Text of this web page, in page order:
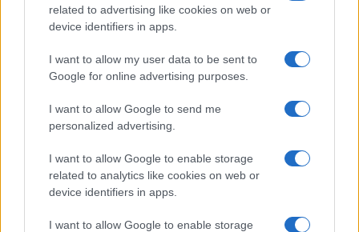
related to advertising like cookies on web or
device identifiers in apps.
I want to allow my user data to be sent to
Google for online advertising purposes.
I want to allow Google to send me
personalized advertising.
I want to allow Google to enable storage
related to analytics like cookies on web or
device identifiers in apps.
I want to allow Google to enable storage
Condividi l'articolo
F
a
ce
b
o
o
T
w
it
te
r
Pi
n
te
re
st
W
h
at
s
A
p
p
S
h
a
Articolo precedente
Prossimo articolo
NOTIZIE RECENTI